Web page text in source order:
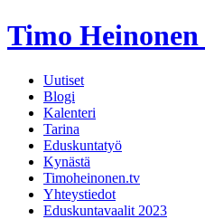
Timo Heinonen
Uutiset
Blogi
Kalenteri
Tarina
Eduskuntatyö
Kynästä
Timoheinonen.tv
Yhteystiedot
Eduskuntavaalit 2023